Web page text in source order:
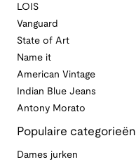
LOIS
Vanguard
State of Art
Name it
American Vintage
Indian Blue Jeans
Antony Morato
Populaire categorieën
Dames jurken